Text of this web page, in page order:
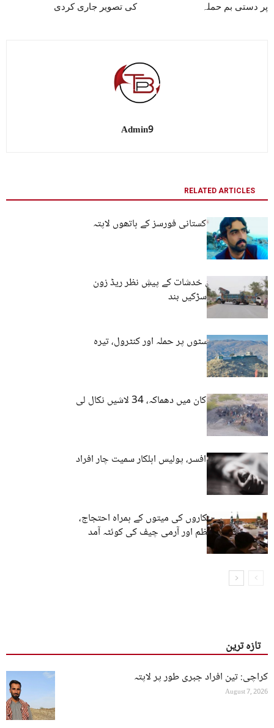
کی تصویر جاری کردی
پر دستی بم حملہ
Admin9
RELATED ARTICLES
کوئٹہ: نوجوان پاکستانی فورسز کے ہاتھوں لاپتہ
کوئٹہ: سیکیورٹی خدشات کے پیشِ نظر ریڈ زون
مکمل سیل، کئی سڑکیں بند
کوئٹہ: فورسز پوسٹوں پر حملہ اور کنٹرول، تیرہ
اہلکار ہلاک
کوئٹہ: کوئلے کی کان میں دھماکہ، 34 لاشیں نکال لی
گئیں
کوئٹہ: سکیورٹی افسر، پولیس اہلکار سمیت چار افراد
کی لاشیں برآمد
کوئٹہ: پولیس اہلکاروں کی میتوں کے ہمراہ احتجاج،
پاکستانی وزیراعظم اور آرمی چیف کی کوئٹہ آمد
تازہ ترین
کراچی: تین افراد جبری طور پر لاپتہ
August 7, 2026